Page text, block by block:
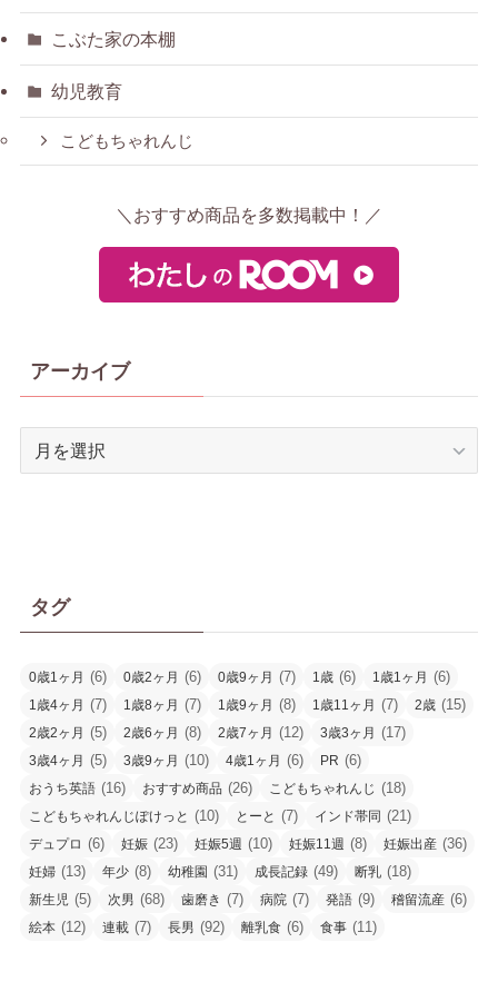
こぶた家の本棚
幼児教育
こどもちゃれんじ
＼おすすめ商品を多数掲載中！／
アーカイブ
タグ
0歳1ヶ月 (6) 0歳2ヶ月 (6) 0歳9ヶ月 (7) 1歳 (6) 1歳1ヶ月 (6)
1歳4ヶ月 (7) 1歳8ヶ月 (7) 1歳9ヶ月 (8) 1歳11ヶ月 (7) 2歳 (15)
2歳2ヶ月 (5) 2歳6ヶ月 (8) 2歳7ヶ月 (12) 3歳3ヶ月 (17)
3歳4ヶ月 (5) 3歳9ヶ月 (10) 4歳1ヶ月 (6) PR (6)
おうち英語 (16) おすすめ商品 (26) こどもちゃれんじ (18)
こどもちゃれんじぽけっと (10) とーと (7) インド帯同 (21)
デュプロ (6) 妊娠 (23) 妊娠5週 (10) 妊娠11週 (8) 妊娠出産 (36)
妊婦 (13) 年少 (8) 幼稚園 (31) 成長記録 (49) 断乳 (18)
新生児 (5) 次男 (68) 歯磨き (7) 病院 (7) 発語 (9) 稽留流産 (6)
絵本 (12) 連載 (7) 長男 (92) 離乳食 (6) 食事 (11)